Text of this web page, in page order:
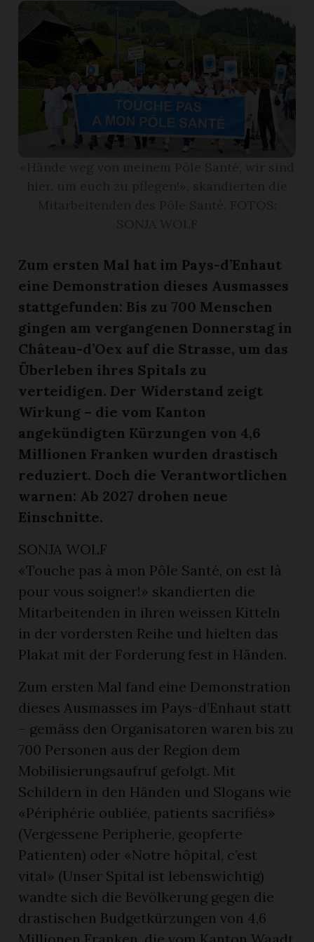
Zum ersten Mal hat im Pays-d’Enhaut
eine Demonstration dieses Ausmasses
stattgefunden: Bis zu 700 Menschen
gingen am vergangenen Donnerstag in
Château-d’Oex auf die Strasse, um das
Überleben ihres Spitals zu
verteidigen. Der Widerstand zeigt
Wirkung – die vom Kanton
angekündigten Kürzungen von 4,6
Millionen Franken wurden drastisch
reduziert. Doch die Verantwortlichen
warnen: Ab 2027 drohen neue
Einschnitte.
SONJA WOLF
«Touche pas à mon Pôle Santé, on est là
pour vous soigner!» skandierten die
Mitarbeitenden in ihren weissen Kitteln
in der vordersten Reihe und hielten das
Plakat mit der Forderung fest in Händen.
Zum ersten Mal fand eine Demonstration
dieses Ausmasses im Pays-d’Enhaut statt
– gemäss den Organisatoren waren bis zu
700 Personen aus der Region dem
Mobilisierungsaufruf gefolgt. Mit
Schildern in den Händen und Slogans wie
«Périphérie oubliée, patients sacrifiés»
(Vergessene Peripherie, geopferte
Patienten) oder «Notre hôpital, c’est
vital» (Unser Spital ist lebenswichtig)
wandte sich die Bevölkerung gegen die
drastischen Budgetkürzungen von 4,6